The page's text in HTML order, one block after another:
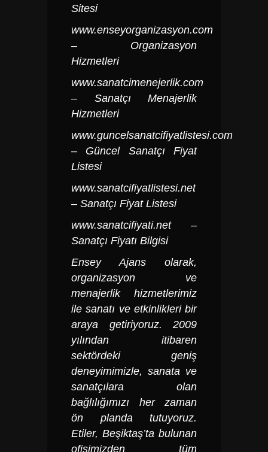
Sitesi
www.enseyorganizasyon.com
– Organizasyon
Hizmetleri
www.sanatcimenejerlik.com
– Sanatçı Menajerlik
Hizmetleri
www.guncelsanatcifiyatlistesi.com
– Güncel Sanatçı Fiyat
Listesi
www.sanatcifiyatlistesi.net
– Sanatçı Fiyat Listesi
www.sanatcifiyati.net–
Sanatçı Fiyatı Bilgisi
Ensey Ajans olarak,
organizasyon ve
menajerlik hizmetlerimiz
ile sanatı ve etkinlikleri bir
araya getiriyoruz. 2009
yılından itibaren
sektördeki geniş
deneyimimizle, sanata ve
sanatçılara olan
bağlılığımızı her zaman
ön planda tutuyoruz.
Etiler, Beşiktaş’ta bulunan
ofisimizden tüm